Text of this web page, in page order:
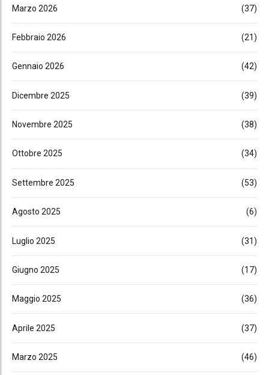
Marzo 2026 (37)
Febbraio 2026 (21)
Gennaio 2026 (42)
Dicembre 2025 (39)
Novembre 2025 (38)
Ottobre 2025 (34)
Settembre 2025 (53)
Agosto 2025 (6)
Luglio 2025 (31)
Giugno 2025 (17)
Maggio 2025 (36)
Aprile 2025 (37)
Marzo 2025 (46)